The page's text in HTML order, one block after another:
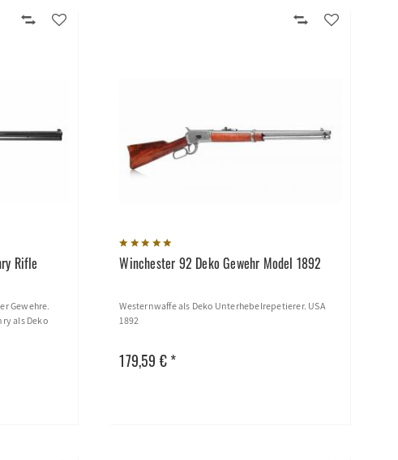
Rifle
Gewehre.
als Deko
Winchester 92 Deko Gewehr Model 1892
Westernwaffe als Deko Unterhebelrepetierer. USA
1892
179,59 € *